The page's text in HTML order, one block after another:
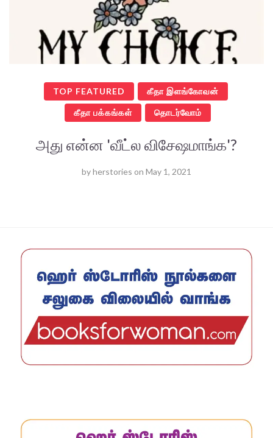
TOP FEATURED கீதா இளங்கோவன்
கீதா பக்கங்கள் தொடர்வோம்
அது என்ன 'வீட்ல விசேஷமாங்க'?
byherstories on May 1, 2021